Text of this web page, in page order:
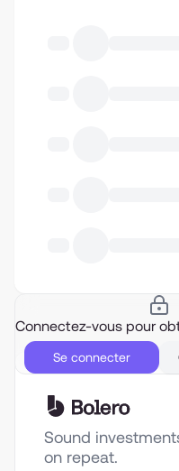
Connectez-vous pour
Se connecter
Sound
on repeat.